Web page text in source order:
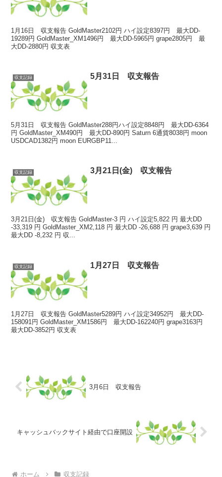
1月16日 収支報告 GoldMaster2102円 ハイ設定8397円 最大DD-
19289円 GoldMaster_XM1496円 最大DD-5965円 grape2805円 最
大DD-2880円 収支表
収支記録 5月31日 収支報告
5月31日 収支報告 GoldMaster288円ハイ設定8848円 最大DD-6364
円 GoldMaster_XM490円 最大DD-890円 Saturn 6通貨8038円 moon
USDCAD1382円 moon EURGBP11...
収支記録 3月21日(金) 収支報告
3月21日(金) 収支報告 GoldMaster-3 円 ハイ設定5,822 円 最大DD
-33,319 円 GoldMaster_XM2,118 円 最大DD -26,688 円 grape3,639 円
最大DD -8,232 円 収...
収支記録 1月27日 収支報告
1月27日 収支報告 GoldMaster5289円 ハイ設定34952円 最大DD-
158091円 GoldMaster_XM1586円 最大DD-162240円 grape3163円
最大DD-3852円 収支表
3月6日 収支報告
キャッシュバックサイト経由で口座開設
ホーム 収支記録